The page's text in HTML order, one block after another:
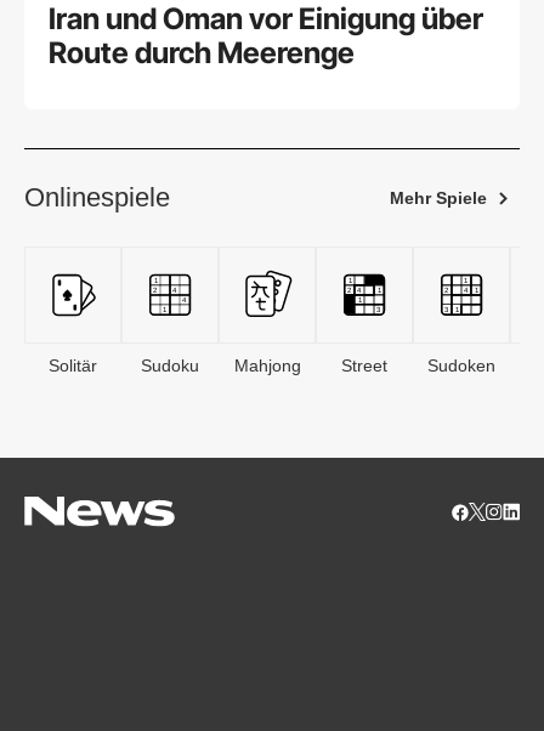
Iran und Oman vor Einigung über
Route durch Meerenge
Onlinespiele Mehr Spiele
Solitär Sudoku Mahjong Street Sudoken